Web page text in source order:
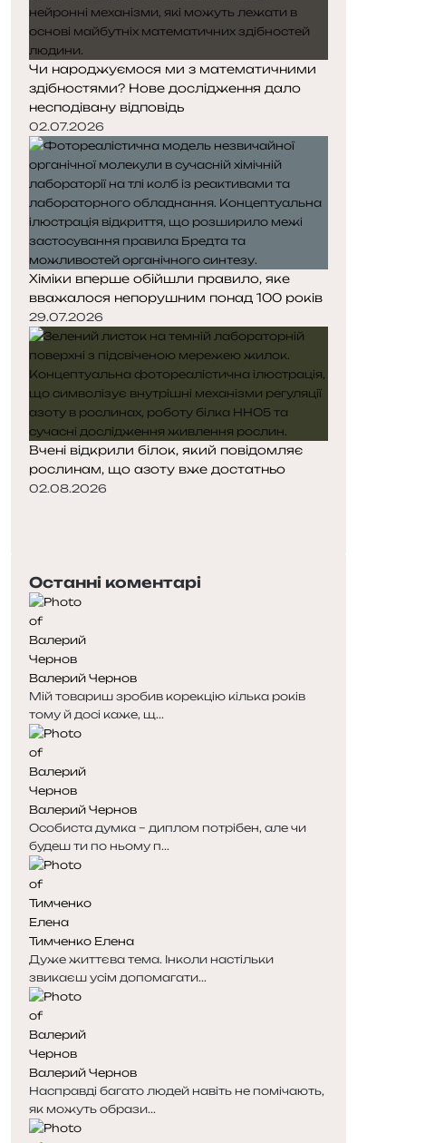
Чи народжуємося ми з математичними
здібностями? Нове дослідження дало
несподівану відповідь
02.07.2026
Хіміки вперше обійшли правило, яке
вважалося непорушним понад 100 років
29.07.2026
Вчені відкрили білок, який повідомляє
рослинам, що азоту вже достатньо
02.08.2026
р
е
д
н
я
с
т
о
р
і
н
к
а
т
у
п
н
а
с
т
о
р
і
н
к
а
Останні коментарі
Валерий Чернов
Мій товариш зробив корекцію кілька років
тому й досі каже, щ...
Валерий Чернов
Особиста думка – диплом потрібен, але чи
будеш ти по ньому п...
Тимченко Елена
Дуже життєва тема. Інколи настільки
звикаєш усім допомагати...
Валерий Чернов
Насправді багато людей навіть не помічають,
як можуть образи...